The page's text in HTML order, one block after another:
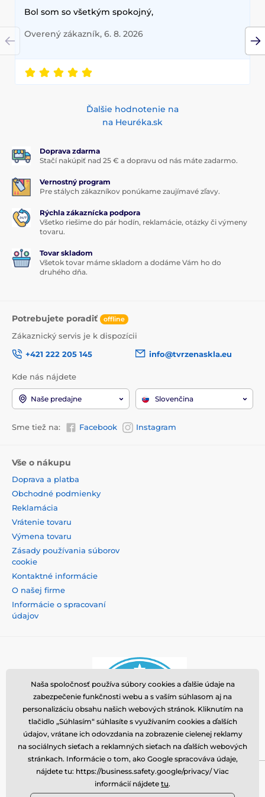
1x ochranné tvrdené sklo
Bol som so všetkým spokojný,
Overený zákazník, 6. 8. 2026
Ďalšie hodnotenie na
na Heuréka.sk
Doprava zdarma
Stačí nakúpiť nad 25 € a dopravu od nás máte zadarmo.
Vernostný program
Pre stálych zákazníkov ponúkame zaujímavé zľavy.
Rýchla zákaznícka podpora
Všetko riešime do pár hodín, reklamácie, otázky či výmeny
tovaru.
Tovar skladom
Všetok tovar máme skladom a dodáme Vám ho do
druhého dňa.
Potrebujete poradiť offline
Zákaznický servis je k dispozícii
+421 222 205 145
info@tvrzenaskla.eu
Kde nás nájdete
Naše predajne Slovenčina
Sme tiež na: Facebook Instagram
Vše o nákupu
Doprava a platba
Obchodné podmienky
Reklamácia
Vrátenie tovaru
Výmena tovaru
Zásady používania súborov
cookie
Kontaktné informácie
O našej firme
Informácie o spracovaní
údajov
Momanio s.r.o., Okružní 361/14, 74718, Píšť, Česká
republika, VAT: CZ09604707, info@tvrzenaskla.eu,
Naša spoločnosť používa súbory cookies a ďalšie údaje na
zabezpečenie funkčnosti webu a s vaším súhlasom aj na
personalizáciu obsahu našich webových stránok. Kliknutím na
tlačidlo „Súhlasím“ súhlasíte s využívaním cookies a ďalších
údajov, vrátane ich odovzdania na zobrazenie cielenej reklamy
na sociálnych sieťach a reklamných sieťach na ďalších webových
stránkach. Informácie o tom, ako Google spracováva údaje,
nájdete tu: https://business.safety.google/privacy/ Viac
informácií nájdete tu.